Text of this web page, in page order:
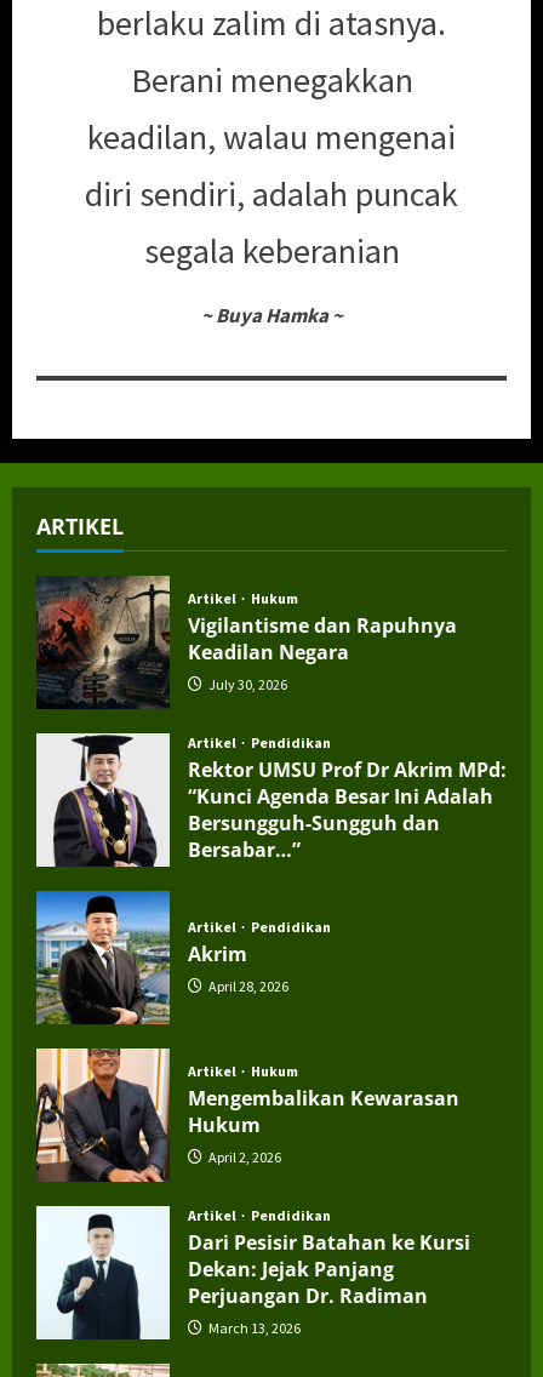
berlaku zalim di atasnya.
Berani menegakkan
keadilan, walau mengenai
diri sendiri, adalah puncak
segala keberanian
~ Buya Hamka ~
ARTIKEL
Artikel Hukum
Vigilantisme dan Rapuhnya
Keadilan Negara
July 30, 2026
Artikel Pendidikan
Rektor UMSU Prof Dr Akrim MPd:
“Kunci Agenda Besar Ini Adalah
Bersungguh-Sungguh dan
Bersabar…”
Artikel Pendidikan
Akrim
April 28, 2026
Artikel Hukum
Mengembalikan Kewarasan
Hukum
April 2, 2026
Artikel Pendidikan
Dari Pesisir Batahan ke Kursi
Dekan: Jejak Panjang
Perjuangan Dr. Radiman
March 13, 2026